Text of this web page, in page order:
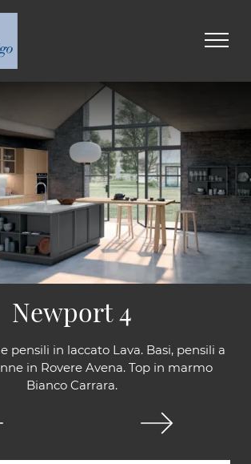
pensili in laccato Lava. Basi, pensili a
in Rovere Avena. Top in marmo
Bianco Carrara.
Newport 4